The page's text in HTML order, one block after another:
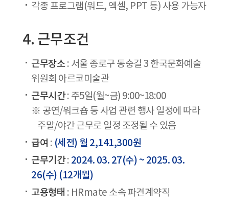
각종 프로그램(워드, 엑셀, PPT 등) 사용 가능자
4. 근무조건
근무장소: 서울 종로구 동숭길 3 한국문화예술
위원회 아르코미술관
근무시간: 주5일(월~금) 9:00~18:00
​※ 공연/워크숍 등 사업 관련 행사 일정에 따라
주말/야간 근무로 일정 조정될 수 있음
급여 : (세전) 월 2,141,300원
근무기간: 2024. 03. 27(수) ~ 2025. 03.
26(수) (12개월)
고용형태 : HRmate 소속 파견계약직